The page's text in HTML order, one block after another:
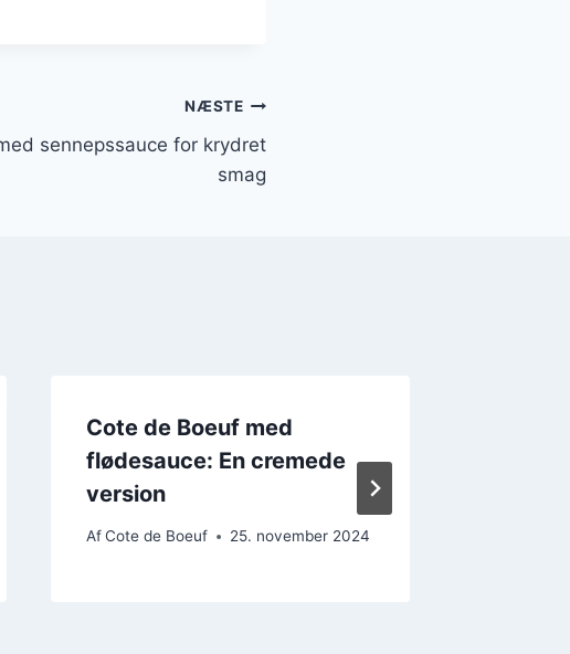
NÆSTE
sennepssauce for krydret
smag
Cote de Boeuf med
flødesauce: En cremede
version
Af Cote de Boeuf 25. november 2024